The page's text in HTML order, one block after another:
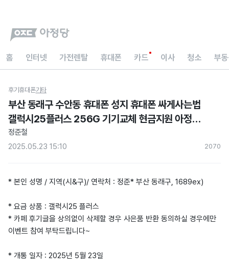
홈 인터넷 가전렌탈 휴대폰 카드 이사 청소 부
후기휴대폰기타
부산 동래구 수안동 휴대폰 성지 휴대폰 싸게사는법
갤럭시25플러스 256G 기기교체 현금지원 아정당
내돈내산 후기
정준철
2025.05.23 15:10
2070
* 본인 성명 / 지역(시&구)/ 연락처 : 정준* 부산 동래구, 1689ex)
* 요금 상품 : 갤럭시25 플러스
* 카페 후기글을 상의없이 삭제할 경우 사은품 반환 동의하실 경우에만
이벤트 참여 부탁드립니다~
* 개통 일자 : 2025년 5월 23일